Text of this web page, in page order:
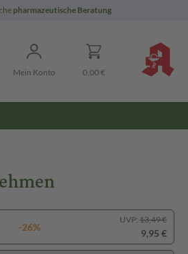
pharmazeutische Beratung
Mein Konto 0,00 €
-26%
UVP: 13,49 €
9,95 €